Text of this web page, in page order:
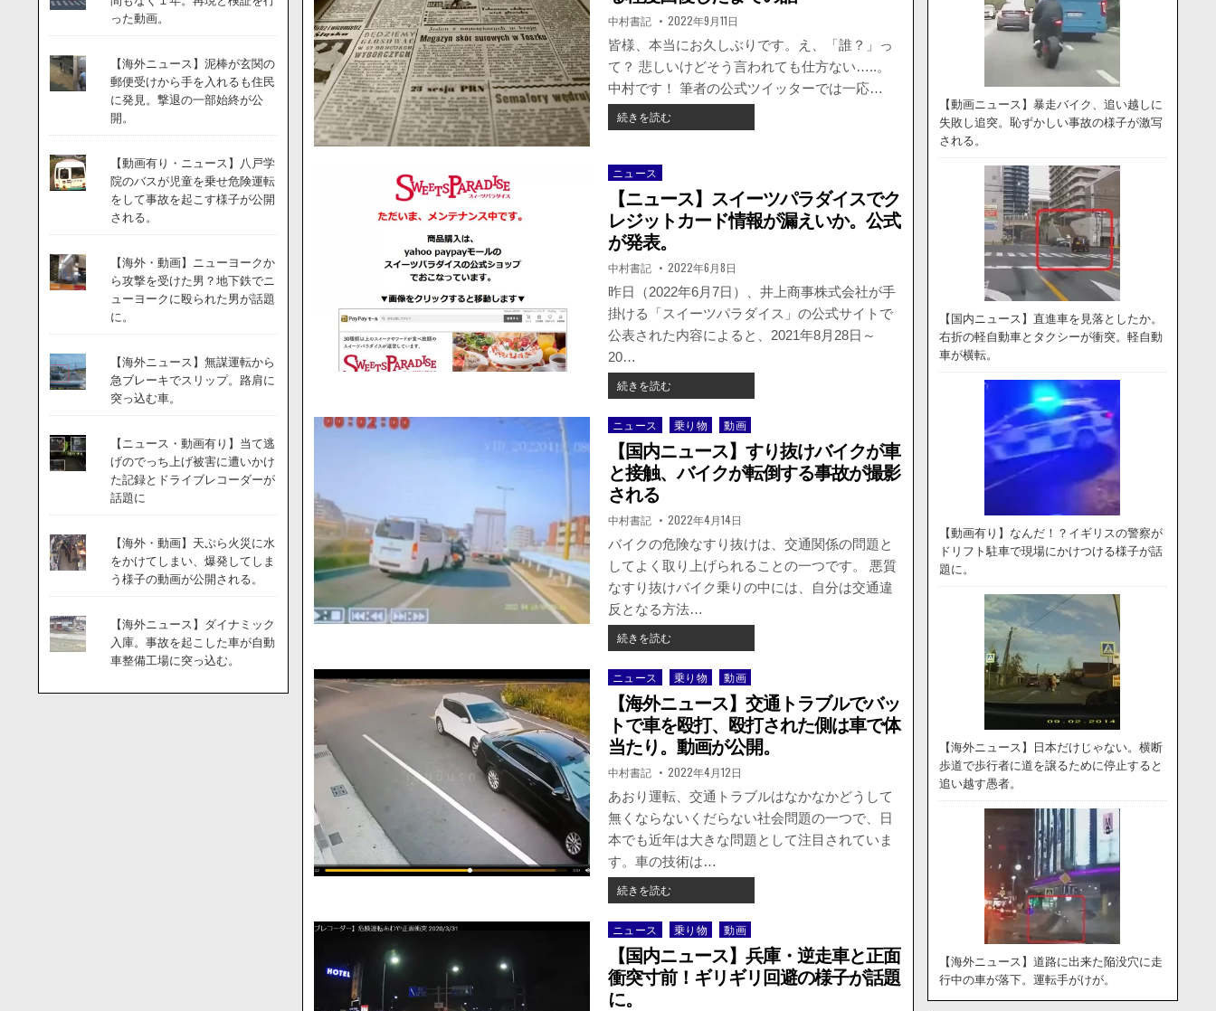
PD65W
力
も
で
る
化
ッ
テ
富
士
通
が
る
世
界
PC「LIFEBOOK
WU-
X/G2」
使
て
み
た
著
者:
中村書記 掲
載
日：
2022年9月11日
皆様、本当にお久しぶりです。え、「誰？」っ
て？ 悲しいけどそう言われても仕方ない…..。
中村です！ 筆者の公式ツイッターでは一応…
続きを読む【記
録】
体
を
た
筆
が、
あ
程
度
復
た
ま
話
Posted
ニュース
【ニュース】スイーツパラダイスでク
レジットカード情報が漏えいか。公式
が発表。
著
者:
中村書記 掲
載
日：
2022年6月8日
昨日（2022年6月7日）、井上商事株式会社が手
掛ける「スイーツパラダイス」の公式サイトで
公表された内容によると、2021年8月28日～
20…
続きを読む【ニ
ュ
ー
ス】
ス
イ
パ
ラ
ダ
イ
ス
で
ク
レ
ッ
カ
ー
ド
報
が
漏
え
い
か。
公
発
表。
Posted
ニュース 乗り物 動画
【国内ニュース】すり抜けバイクが車
と接触、バイクが転倒する事故が撮影
される
著
者:
中村書記 掲
載
日：
2022年4月14日
バイクの危険なすり抜けは、交通関係の問題と
してよく取り上げられることの一つです。 悪質
なすり抜けバイク乗りの中には、自分は交通違
反となる方法…
続きを読む【国
内
ニ
ュ
ー
ス】
す
り
抜
け
バ
イ
ク
が
車
と
触、
イ
ク
Posted
ニュース 乗り物 動画
【海外ニュース】交通トラブルでバッ
トで車を殴打、殴打された側は車で体
当たり。動画が公開。
著
者:
中村書記 掲
載
日：
2022年4月12日
あおり運転、交通トラブルはなかなかどうして
無くならないくだらない社会問題の一つで、日
本でも近年は大きな問題として注目されていま
す。車の技術は…
続きを読む【海
外
ニ
ュ
ー
ス】
交
Posted
ニュース 乗り物 動画
【国内ニュース】兵庫・逆走車と正面
衝突寸前！ギリギリ回避の様子が話題
に。
った動画。
【海外ニュース】泥棒が玄関の
郵便受けから手を入れるも住民
に発見。撃退の一部始終が公
開。
【動画有り・ニュース】八戸学
院のバスが児童を乗せ危険運転
をして事故を起こす様子が公開
される。
【海外・動画】ニューヨークか
ら攻撃を受けた男？地下鉄でニ
ューヨークに殴られた男が話題
に。
【海外ニュース】無謀運転から
急ブレーキでスリップ。路肩に
突っ込む車。
【ニュース・動画有り】当て逃
げのでっち上げ被害に遭いかけ
た記録とドライブレコーダーが
話題に
【海外・動画】天ぷら火災に水
をかけてしまい、爆発してしま
う様子の動画が公開される。
【海外ニュース】ダイナミック
入庫。事故を起こした車が自動
車整備工場に突っ込む。
【動画ニュース】暴走バイク、追い越しに
失敗し追突。恥ずかしい事故の様子が激写
される。
【国内ニュース】直進車を見落としたか。
右折の軽自動車とタクシーが衝突。軽自動
車が横転。
【動画有り】なんだ！？イギリスの警察が
ドリフト駐車で現場にかけつける様子が話
題に。
【海外ニュース】日本だけじゃない。横断
歩道で歩行者に道を譲るために停止すると
追い越す愚者。
【海外ニュース】道路に出来た陥没穴に走
行中の車が落下。運転手がけが。